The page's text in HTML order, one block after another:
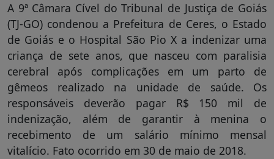
A 9ª Câmara Cível do Tribunal de Justiça de Goiás
(TJ-GO) condenou a Prefeitura de Ceres, o Estado
de Goiás e o Hospital São Pio X a indenizar uma
criança de sete anos, que nasceu com paralisia
cerebral após complicações em um parto de
gêmeos realizado na unidade de saúde. Os
responsáveis deverão pagar R$ 150 mil de
indenização, além de garantir à menina o
recebimento de um salário mínimo mensal
vitalício. Fato ocorrido em 30 de maio de 2018.